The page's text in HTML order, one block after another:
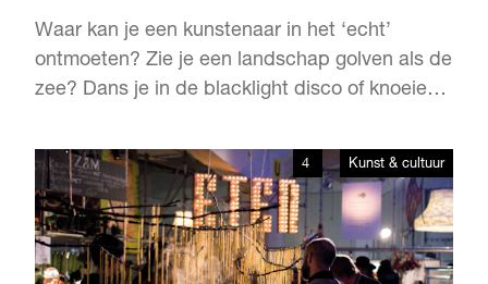
Waar kan je een kunstenaar in het ‘echt’
ontmoeten? Zie je een landschap golven als de
zee? Dans je in de blacklight disco of knoeien
Stieltjesstraat. Een museum voor kinderen van
drie tot en met twaalf jaar, waar
kunsttentoonstellingen net een beetje anders
zijn.
4 Kunst & cultuur